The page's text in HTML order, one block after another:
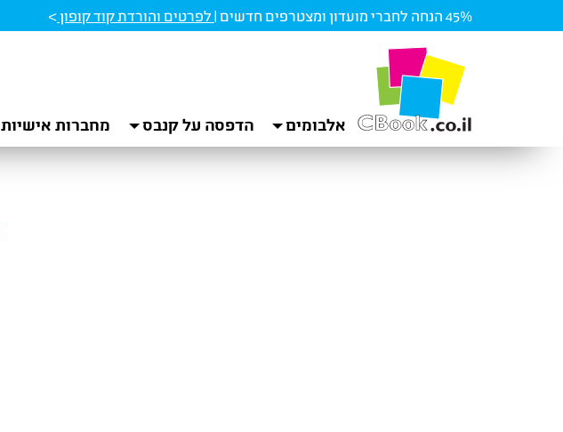
45% הנחה לחברי מועדון ומצטרפים חדשים | לפרטים והורדת קוד קופון>
אלבומים הדפסה על קנבס מחברות אישיות